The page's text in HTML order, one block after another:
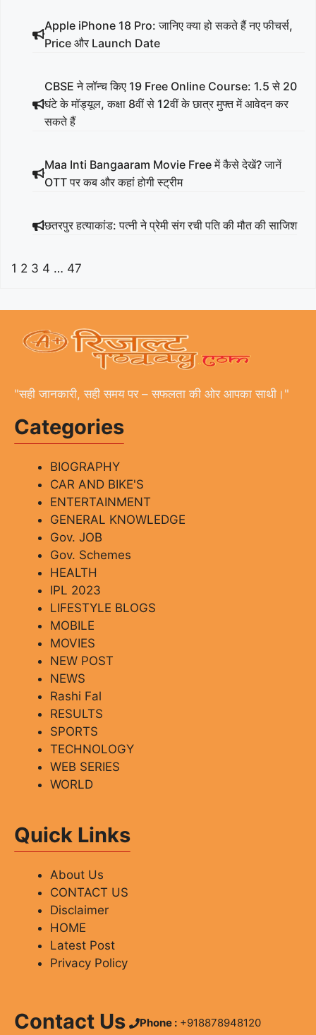
Apple iPhone 18 Pro: जानिए क्या हो सकते हैं नए फीचर्स,
Price और Launch Date
CBSE ने लॉन्च किए 19 Free Online Course: 1.5 से 20
घंटे के मॉड्यूल, कक्षा 8वीं से 12वीं के छात्र मुफ्त में आवेदन कर
सकते हैं
Maa Inti Bangaaram Movie Free में कैसे देखें? जानें
OTT पर कब और कहां होगी स्ट्रीम
छतरपुर हत्याकांड: पत्नी ने प्रेमी संग रची पति की मौत की साजिश
1 2 3 4 … 47
"सही जानकारी, सही समय पर – सफलता की ओर आपका साथी।"
Categories
BIOGRAPHY
CAR AND BIKE'S
ENTERTAINMENT
GENERAL KNOWLEDGE
Gov. JOB
Gov. Schemes
HEALTH
IPL 2023
LIFESTYLE BLOGS
MOBILE
MOVIES
NEW POST
NEWS
Rashi Fal
RESULTS
SPORTS
TECHNOLOGY
WEB SERIES
WORLD
Quick Links
About Us
CONTACT US
Disclaimer
HOME
Latest Post
Privacy Policy
Contact Us Phone : +918878948120